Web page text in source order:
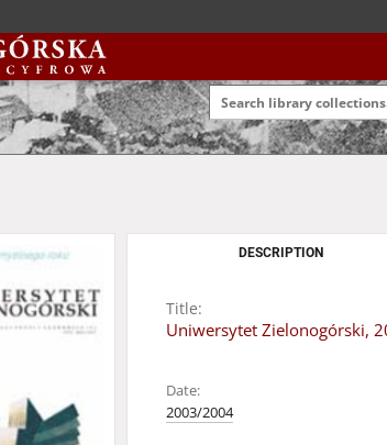
DESCRIPTION
Title:
Uniwersytet Zielonogórski,
Date:
2003/2004